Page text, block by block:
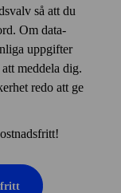
så att du
Om data­
upp­gifter
meddela dig.
redo att ge